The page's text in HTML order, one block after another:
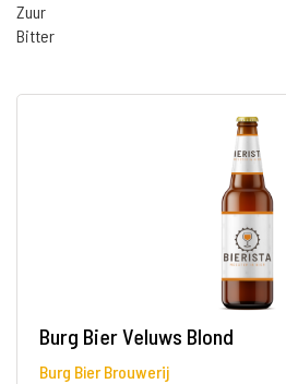
Zuur
Bitter
Burg Bier Veluws Blond
Burg Bier Brouwerij